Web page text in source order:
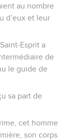
au nombre
d’eux et leur
Esprit a
de
le guide de
sa part de
cet homme
son corps